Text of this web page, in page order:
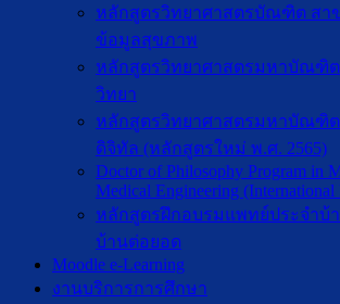
หลักสูตรวิทยาศาสตรบัณฑิต สา
ข้อมูลสุขภาพ
หลักสูตรวิทยาศาสตรมหาบัณฑิ
วิทยา
หลักสูตรวิทยาศาสตรมหาบัณฑิ
ดิจิทัล (หลักสูตรใหม่ พ.ศ. 2565)
Doctor of Philosophy Program in
Medical Engineering (International
หลักสูตรฝึกอบรมแพทย์ประจำบ้
บ้านต่อยอด
Moodle e-Learning
งานบริการการศึกษา